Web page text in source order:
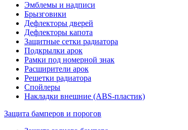
Эмблемы и надписи
Брызговики
Дефлекторы дверей
Дефлекторы капота
Защитные сетки радиатора
Подкрылки арок
Рамки под номерной знак
Расширители арок
Решетки радиатора
Спойлеры
Накладки внешние (ABS-пластик)
Защита бамперов и порогов